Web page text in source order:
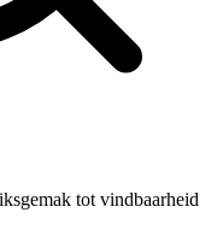
tot vindbaarheid